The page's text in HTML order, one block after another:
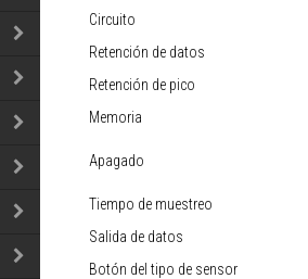
Circuito
Retención de datos
Retención de pico
Memoria
Apagado
Tiempo de muestreo
Salida de datos
Botón del tipo de sensor